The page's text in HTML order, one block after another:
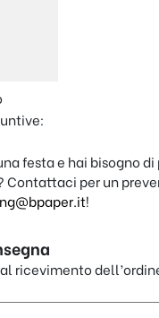
festa e hai bisogno
Contattaci per un
!
ricevimento